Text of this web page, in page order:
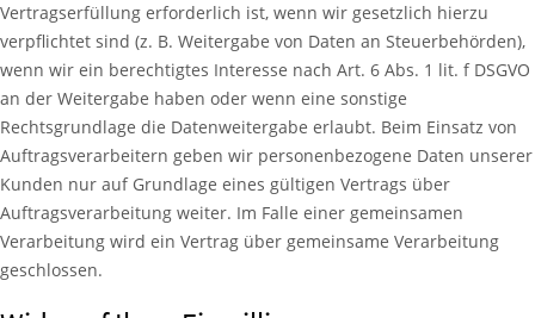
Vertragserfüllung erforderlich ist, wenn wir gesetzlich hierzu
verpflichtet sind (z. B. Weitergabe von Daten an Steuerbehörden),
wenn wir ein berechtigtes Interesse nach Art. 6 Abs. 1 lit. f DSGVO
an der Weitergabe haben oder wenn eine sonstige
Rechtsgrundlage die Datenweitergabe erlaubt. Beim Einsatz von
Auftragsverarbeitern geben wir personenbezogene Daten unserer
Kunden nur auf Grundlage eines gültigen Vertrags über
Auftragsverarbeitung weiter. Im Falle einer gemeinsamen
Verarbeitung wird ein Vertrag über gemeinsame Verarbeitung
geschlossen.